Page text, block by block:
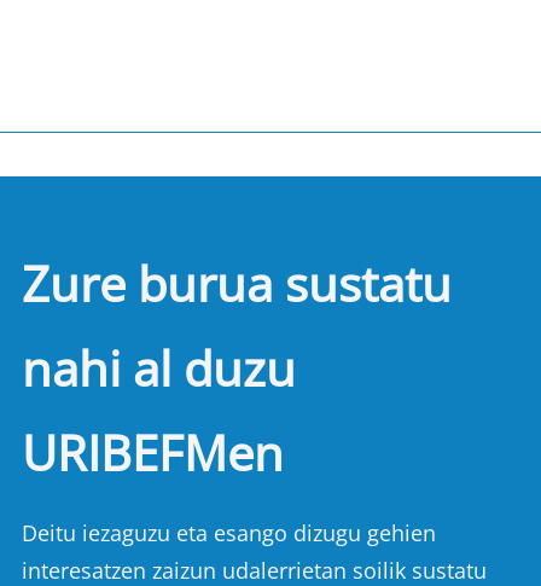
Zure burua sustatu
nahi al duzu
URIBEFMen
Deitu iezaguzu eta esango dizugu gehien
interesatzen zaizun udalerrietan soilik sustatu